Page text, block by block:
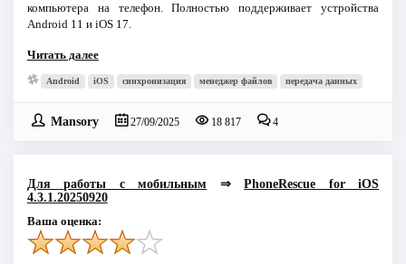
компьютера на телефон. Полностью поддерживает устройства
Android 11 и iOS 17.
Читать далее
Android iOS синхронизация менеджер файлов передача данных
Mansory 27/09/2025 18 817 4
Для работы с мобильным ⇒PhoneRescue for iOS
4.3.1.20250920
Ваша оценка: